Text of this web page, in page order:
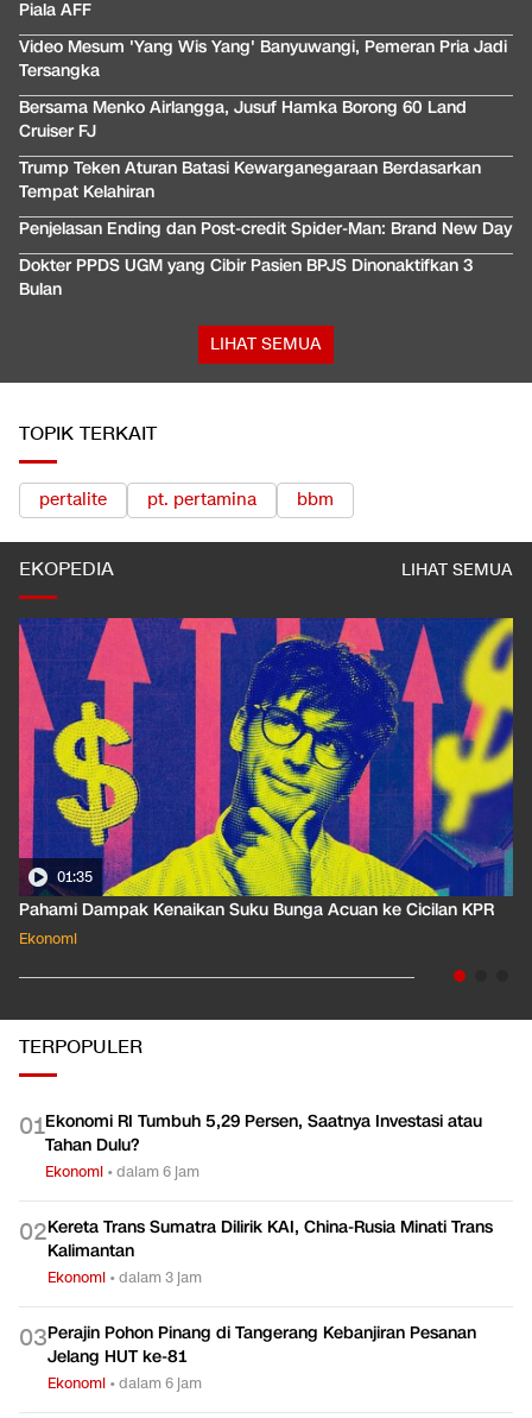
Piala AFF
Video Mesum 'Yang Wis Yang' Banyuwangi, Pemeran Pria Jadi
Tersangka
Bersama Menko Airlangga, Jusuf Hamka Borong 60 Land
Cruiser FJ
Trump Teken Aturan Batasi Kewarganegaraan Berdasarkan
Tempat Kelahiran
Penjelasan Ending dan Post-credit Spider-Man: Brand New Day
Dokter PPDS UGM yang Cibir Pasien BPJS Dinonaktifkan 3
Bulan
LIHAT SEMUA
TOPIK TERKAIT
pertalite pt. pertamina bbm
EKOPEDIA LIHAT SEMUA
01:35
Pahami Dampak Kenaikan Suku Bunga Acuan ke Cicilan KPR
Ekonomi
TERPOPULER
01Ekonomi RI Tumbuh 5,29 Persen, Saatnya Investasi atau
Tahan Dulu?
Ekonomi •dalam 6 jam
02Kereta Trans Sumatra Dilirik KAI, China-Rusia Minati Trans
Kalimantan
Ekonomi •dalam 3 jam
03Perajin Pohon Pinang di Tangerang Kebanjiran Pesanan
Jelang HUT ke-81
Ekonomi •dalam 6 jam